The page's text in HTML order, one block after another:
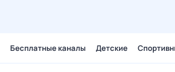
Бесплатные каналы Детские